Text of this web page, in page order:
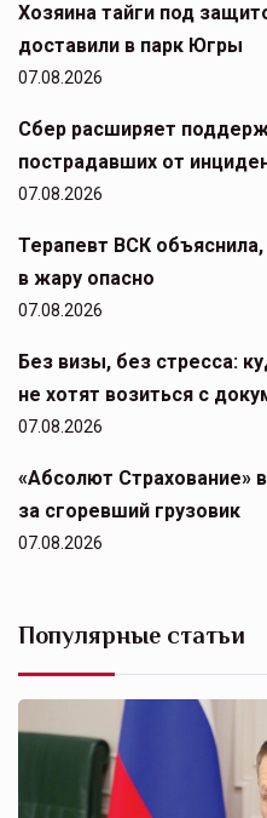
Хозяина тайги под
доставили в парк Югры
07.08.2026
Сбер расширяет
пострадавших от
07.08.2026
Терапевт ВСК
в жару опасно
07.08.2026
Без визы, без стресса:
не хотят возиться с
07.08.2026
«Абсолют Страхование»
за сгоревший грузовик
07.08.2026
Популярные статьи